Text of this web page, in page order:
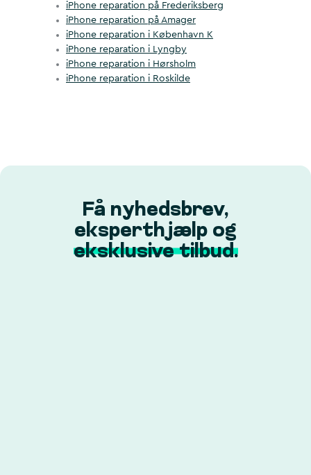
iPhone reparation på Frederiksberg
iPhone reparation på Amager
iPhone reparation i København K
iPhone reparation i Lyngby
iPhone reparation i Hørsholm
iPhone reparation i Roskilde
Få nyhedsbrev,
eksperthjælp og
eksklusive tilbud.